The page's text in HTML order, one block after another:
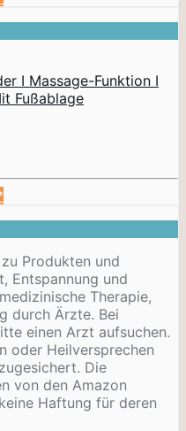
I Massage-Funktion I
Fußablage
Produkten und
Entspannung und
Therapie,
durch Ärzte. Bei
einen Arzt aufsuchen.
oder Heilversprechen
Die
von den Amazon
Haftung für deren